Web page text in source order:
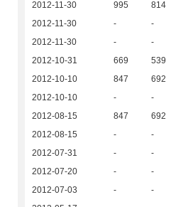
2012-11-30
995 814
2012-11-30
- -
2012-11-30
- -
2012-10-31
669 539
2012-10-10
847 692
2012-10-10
- -
2012-08-15
847 692
2012-08-15
- -
2012-07-31
- -
2012-07-20
- -
2012-07-03
- -